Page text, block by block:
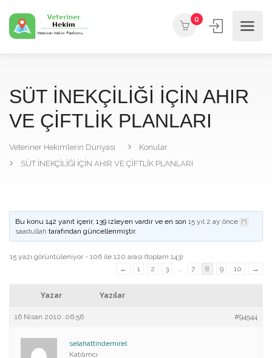
0
SÜT İNEKÇİLİĞİ İÇİN AHIR
VE ÇİFTLİK PLANLARI
Veteriner Hekimlerin Dünyası
Konular
SÜT İNEKÇİLİĞİ İÇİN AHIR VE ÇİFTLİK PLANLARI
Bu konu 142 yanıt içerir, 139 izleyen vardır ve en son15 yıl 2 ay önce
saadullah tarafından güncellenmiştir.
15 yazı görüntüleniyor - 106 ile 120 arası (toplam 143)
←
1 2 3 … 7 8 9 10 →
Yazar Yazılar
16 Nisan 2010: 06:56 #94544
selahattindemirel
Katılımcı